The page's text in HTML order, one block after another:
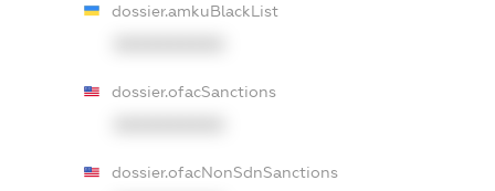
dossier.amkuBlackList
dossier.ofacSanctions
dossier.ofacNonSdnSanctions